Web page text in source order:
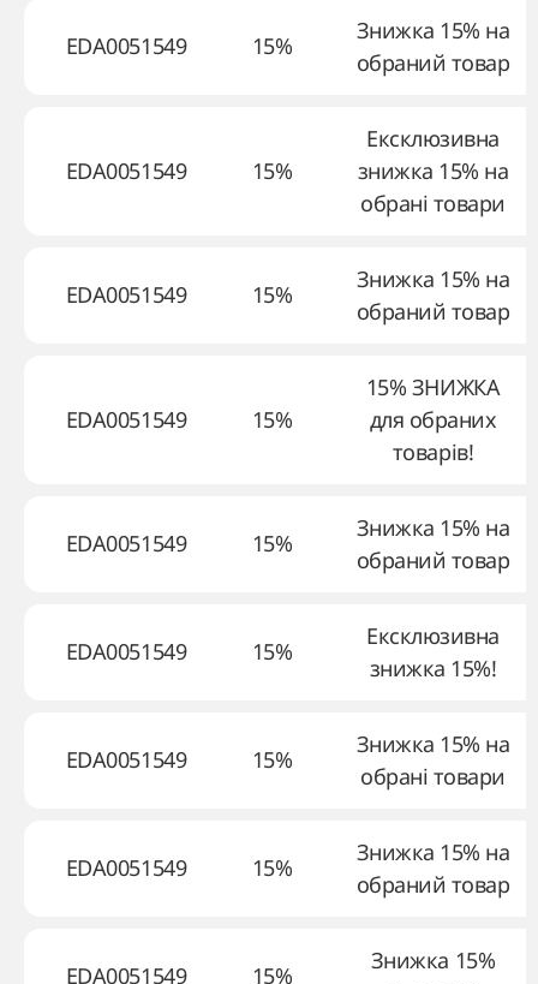
EDA0051549 15%
Знижка 15% на
обраний товар
EDA0051549 15%
Ексклюзивна
знижка 15% на
обрані товари
EDA0051549 15%
Знижка 15% на
обраний товар
EDA0051549 15%
15% ЗНИЖКА
для обраних
товарів!
EDA0051549 15%
Знижка 15% на
обраний товар
EDA0051549 15%
Ексклюзивна
знижка 15%!
EDA0051549 15%
Знижка 15% на
обрані товари
EDA0051549 15%
Знижка 15% на
обраний товар
EDA0051549 15%
Знижка 15%